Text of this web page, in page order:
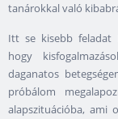
tanárokkal való
Itt se kisebb feladat
hogy
daganatos
próbálom
alapszituációba, ami